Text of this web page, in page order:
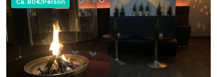
Ca. 80€/Person